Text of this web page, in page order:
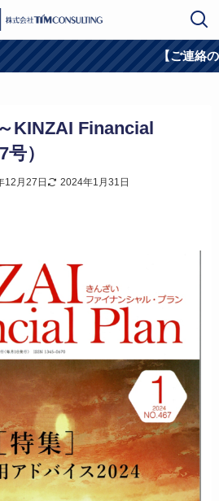
【ご連絡のお願
KINZAI Financial
）
12月27日 2024年1月31日